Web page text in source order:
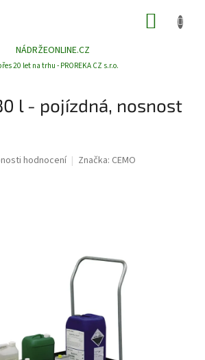
NÁDRŽEONLINE.CZ
20 let na trhu - PROREKA CZ s.r.o.
l - pojízdná, nosnost
hodnocení Značka: CEMO